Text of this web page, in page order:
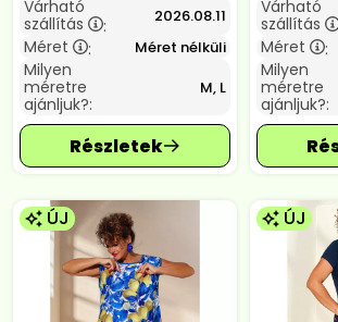
Várható
szállítás
: 2026.08.11
Méret : Méret nélküli
Milyen
méretre
ajánljuk?:
M, L
Várható
szállítás
Méret :
Milyen
méretre
ajánljuk?:
ÚJ ÚJ